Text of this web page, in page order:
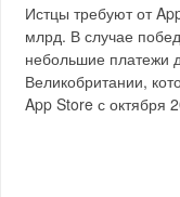
Истцы требуют от
млрд. В случае
небольшие платежи
Великобритании,
App Store с октября